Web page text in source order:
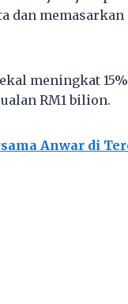
dan
meningkat
RM1 bilion.
Anwar di